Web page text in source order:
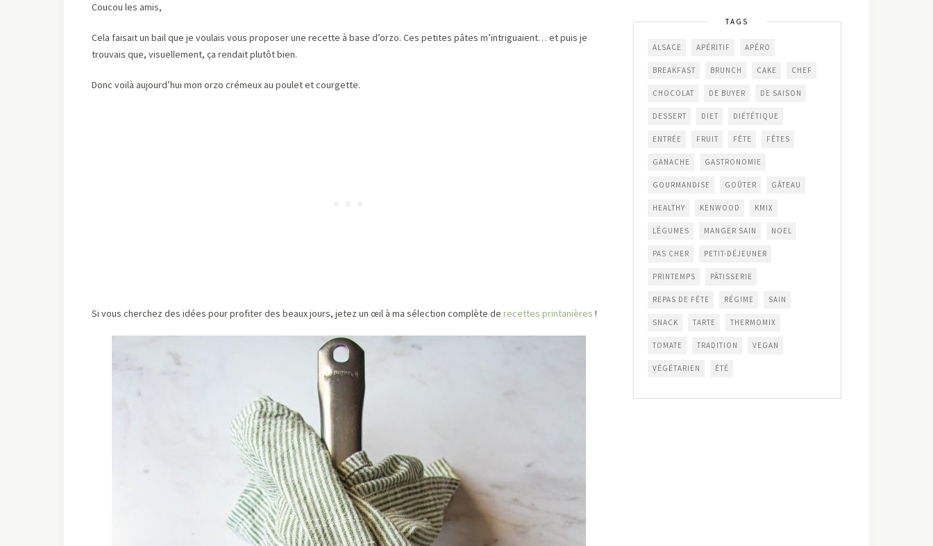
Coucou les amis,
Cela faisait un bail que je voulais vous proposer une recette à base d’orzo. Ces petites pâtes m’intriguaient… et puis je
trouvais que, visuellement, ça rendait plutôt bien.
Donc voilà aujourd’hui mon orzo crémeux au poulet et courgette.
Si vous cherchez des idées pour profiter des beaux jours, jetez un œil à ma sélection complète de recettes printanières !
TAGS
ALSACE APÉRITIF APÉRO
BREAKFAST BRUNCH CAKE CHEF
CHOCOLAT DE BUYER DE SAISON
DESSERT DIET DIÉTÉTIQUE
ENTRÉE FRUIT FÊTE FÊTES
GANACHE GASTRONOMIE
GOURMANDISE GOÛTER GÂTEAU
HEALTHY KENWOOD KMIX
LÉGUMES MANGER SAIN NOEL
PAS CHER PETIT-DÉJEUNER
PRINTEMPS PÂTISSERIE
REPAS DE FÊTE RÉGIME SAIN
SNACK TARTE THERMOMIX
TOMATE TRADITION VEGAN
VÉGÉTARIEN ÉTÉ